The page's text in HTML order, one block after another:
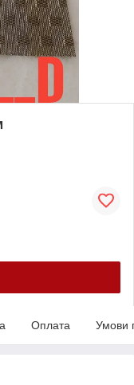
Оплата Умови